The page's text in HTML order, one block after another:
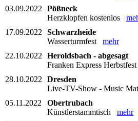
03.09.2022
Pößneck
Herzklopfen kostenlos
17.09.2022
Schwarzheide
Wasserturmfest mehr
22.10.2022
Heroldsbach - abgesagt
Franken Express Herbstfest
28.10.2022
Dresden
Live-TV-Show - Music
05.11.2022
Obertrubach
Künstlerstammtisch mehr